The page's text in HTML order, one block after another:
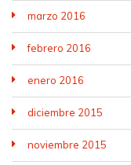
marzo 2016
febrero 2016
enero 2016
diciembre 2015
noviembre 2015